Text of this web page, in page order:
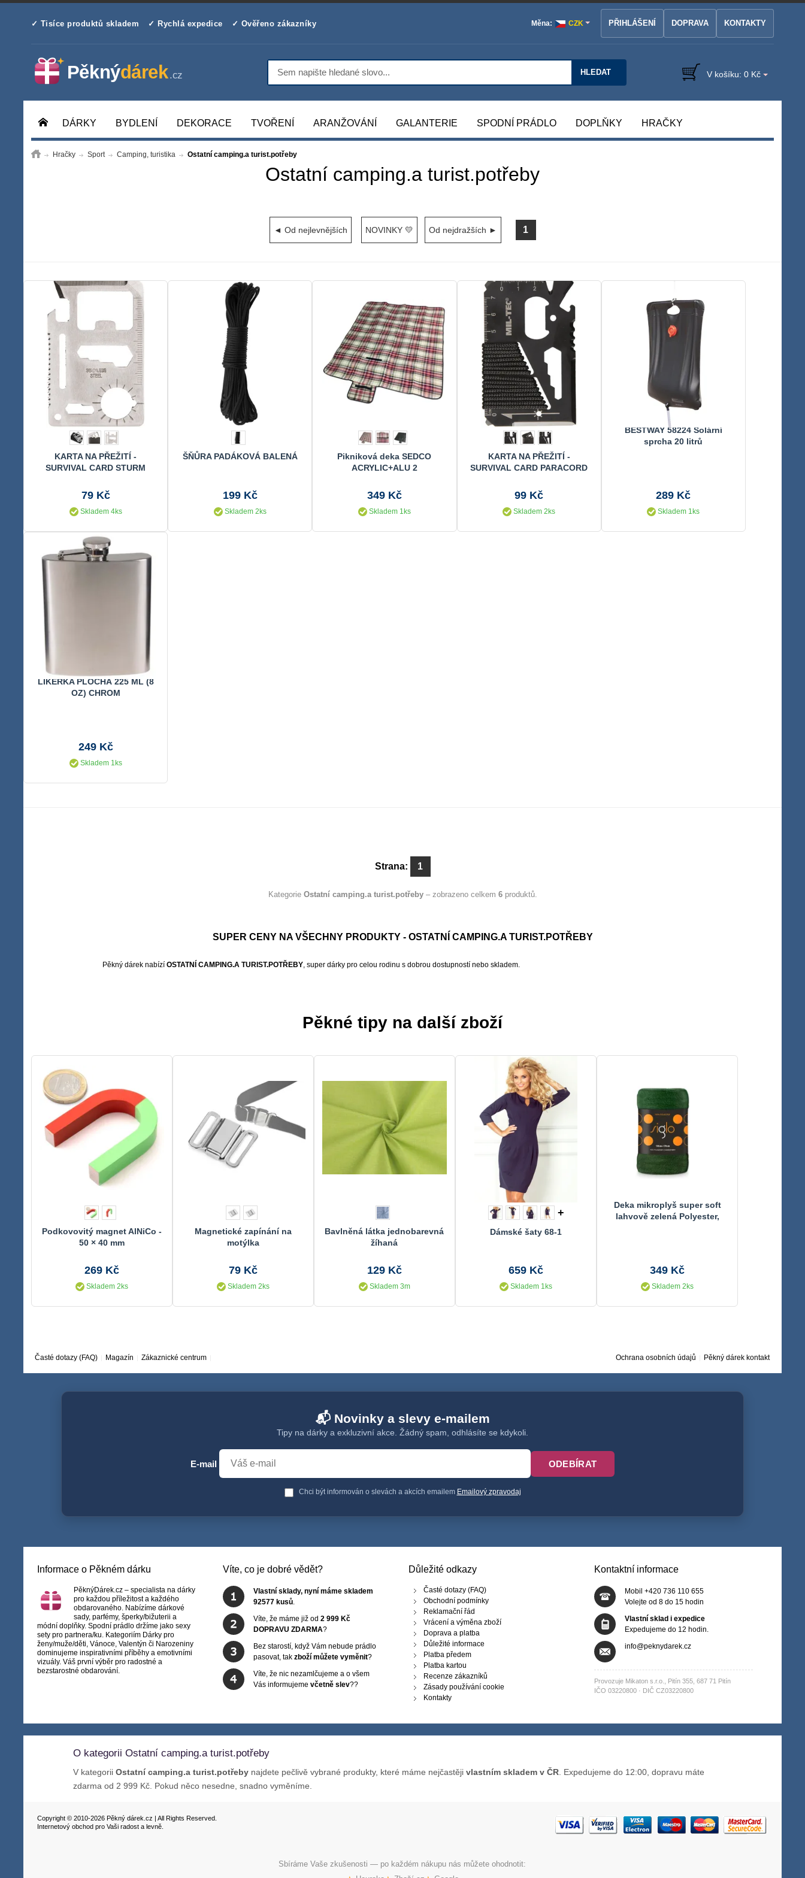
✓ Tisíce produktů skladem ✓ Rychlá expedice ✓ Ověřeno zákazníky Měna: CZK PŘIHLÁŠENÍ DOPRAVA KONTAKTY
HLEDAT V košíku: 0 Kč
DÁRKY BYDLENÍ DEKORACE TVOŘENÍ ARANŽOVÁNÍ GALANTERIE SPODNÍ PRÁDLO DOPLŇKY HRAČKY
Hračky Sport Camping, turistika Ostatní camping.a turist.potřeby
Ostatní camping.a turist.potřeby
◄ Od nejlevnějších NOVINKY 💛 Od nejdražších ► 1
KARTA NA PŘEŽITÍ -
SURVIVAL CARD STURM
79 Kč
Skladem 4ks
ŠŇŮRA PADÁKOVÁ BALENÁ
199 Kč
Skladem 2ks
Pikniková deka SEDCO
ACRYLIC+ALU 2
349 Kč
Skladem 1ks
KARTA NA PŘEŽITÍ -
SURVIVAL CARD PARACORD
99 Kč
Skladem 2ks
BESTWAY 58224 Solární
sprcha 20 litrů
289 Kč
Skladem 1ks
LIKÉRKA PLOCHÁ 225 ML (8
OZ) CHROM
249 Kč
Skladem 1ks
Strana: 1
Kategorie Ostatní camping.a turist.potřeby– zobrazeno celkem 6produktů.
SUPER CENY NA VŠECHNY PRODUKTY - OSTATNÍ CAMPING.A TURIST.POTŘEBY
Pěkný dárek nabízí OSTATNÍ CAMPING.A TURIST.POTŘEBY, super dárky pro celou rodinu s dobrou dostupností nebo skladem.
Pěkné tipy na další zboží
Podkovovitý magnet AlNiCo -
50 × 40 mm
269 Kč
Skladem 2ks
Magnetické zapínání na
motýlka
79 Kč
Skladem 2ks
Bavlněná látka jednobarevná
žíhaná
129 Kč
Skladem 3m
+
Dámské šaty 68-1
659 Kč
Skladem 1ks
Deka mikroplyš super soft
lahvově zelená Polyester,
349 Kč
Skladem 2ks
Časté dotazy (FAQ) Magazín Zákaznické centrum Ochrana osobních údajů Pěkný dárek kontakt
📬 Novinky a slevy e-mailem
Tipy na dárky a exkluzivní akce. Žádný spam, odhlásíte se kdykoli.
E-mail ODEBÍRAT
Chci být informován o slevách a akcích emailem Emailový zpravodaj
Informace o Pěkném dárku
PěknýDárek.cz – specialista na dárky
pro každou příležitost a každého
obdarovaného. Nabízíme dárkové
sady, parfémy, šperky/bižuterii a
módní doplňky. Spodní prádlo držíme jako sexy
sety pro partnera/ku. Kategoriím Dárky pro
ženy/muže/děti, Vánoce, Valentýn či Narozeniny
dominujeme inspirativními příběhy a emotivními
vizuály. Váš první výběr pro radostné a
bezstarostné obdarování.
Víte, co je dobré vědět?
Vlastní sklady, nyní máme skladem
92577 kusů.
Víte, že máme již od 2 999 Kč
DOPRAVU ZDARMA?
Bez starostí, když Vám nebude prádlo
pasovat, tak zboží můžete vyměnit?
Víte, že nic nezamlčujeme a o všem
Vás informujeme včetně slev??
Důležité odkazy
Časté dotazy (FAQ)
Obchodní podmínky
Reklamační řád
Vrácení a výměna zboží
Doprava a platba
Důležité informace
Platba předem
Platba kartou
Recenze zákazníků
Zásady používání cookie
Kontakty
Kontaktní informace
Mobil +420 736 110 655
Volejte od 8 do 15 hodin
Vlastní sklad i expedice
Expedujeme do 12 hodin.
info@peknydarek.cz
Provozuje Mikaton s.r.o., Pitín 355, 687 71 Pitín
IČO 03220800 · DIČ CZ03220800
O kategorii Ostatní camping.a turist.potřeby
V kategorii Ostatní camping.a turist.potřebynajdete pečlivě vybrané produkty, které máme nejčastěji vlastním skladem v ČR. Expedujeme do 12:00, dopravu máte
zdarma od 2 999 Kč. Pokud něco nesedne, snadno vyměníme.
Copyright © 2010-2026 Pěkný dárek.cz | All Rights Reserved.
Internetový obchod pro Vaši radost a levně.
Sbíráme Vaše zkušenosti — po každém nákupu nás můžete ohodnotit: